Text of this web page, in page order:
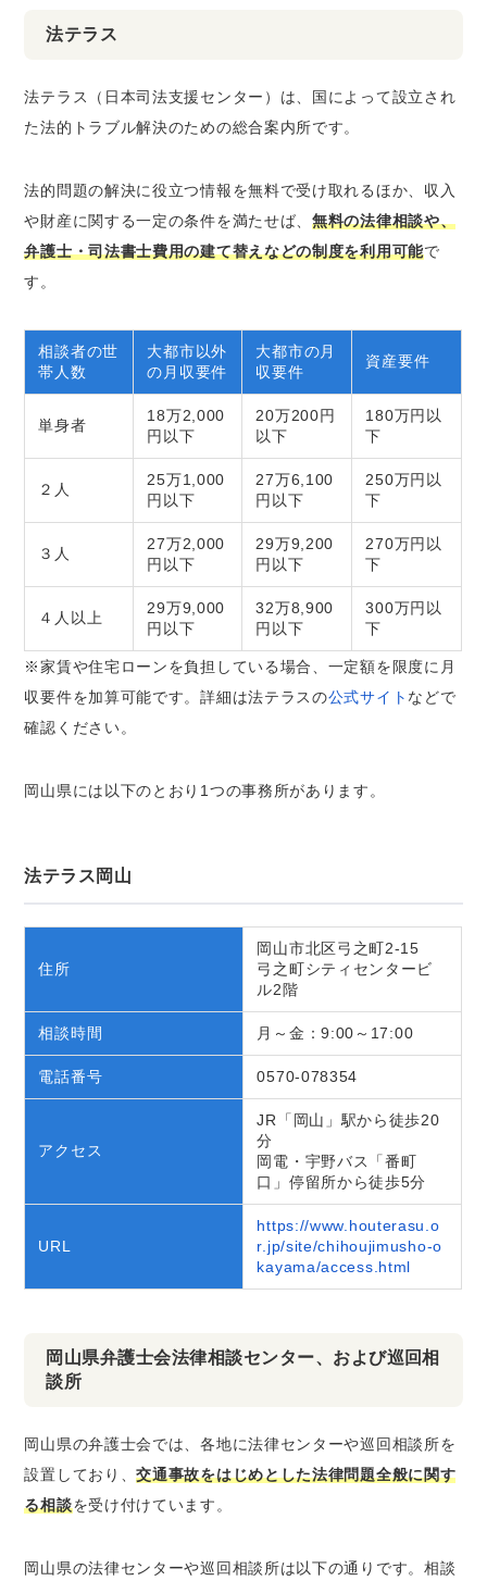
法テラス
法テラス（日本司法支援センター）は、国によって設立され
た法的トラブル解決のための総合案内所です。
法的問題の解決に役立つ情報を無料で受け取れるほか、収入
や財産に関する一定の条件を満たせば、無料の法律相談や、
弁護士・司法書士費用の建て替えなどの制度を利用可能で
す。
相談者の世
帯人数
大都市以外
の月収要件
大都市の月
収要件
資産要件
単身者
18万2,000
円以下
20万200円
以下
180万円以
下
２人
25万1,000
円以下
27万6,100
円以下
250万円以
下
３人
27万2,000
円以下
29万9,200
円以下
270万円以
下
４人以上
29万9,000
円以下
32万8,900
円以下
300万円以
下
※家賃や住宅ローンを負担している場合、一定額を限度に月
収要件を加算可能です。詳細は法テラスの公式サイト などで
確認ください。
岡山県には以下のとおり1つの事務所があります。
法テラス岡山
住所
岡山市北区弓之町2-15
弓之町シティセンタービ
ル2階
相談時間 月～金：9:00～17:00
電話番号 0570-078354
アクセス
JR「岡山」駅から徒歩20
分
岡電・宇野バス「番町
口」停留所から徒歩5分
URL
https://www.houterasu.o
r.jp/site/chihoujimusho-o
kayama/access.html
岡山県弁護士会法律相談センター、および巡回相
談所
岡山県の弁護士会では、各地に法律センターや巡回相談所を
設置しており、交通事故をはじめとした法律問題全般に関す
る相談を受け付けています。
岡山県の法律センターや巡回相談所は以下の通りです。相談